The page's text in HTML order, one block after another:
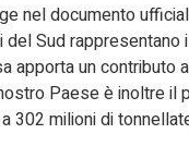
nel documento
Sud rappresentano
apporta un
Paese è inoltre il
milioni di